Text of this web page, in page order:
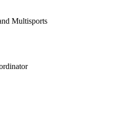
Multisports